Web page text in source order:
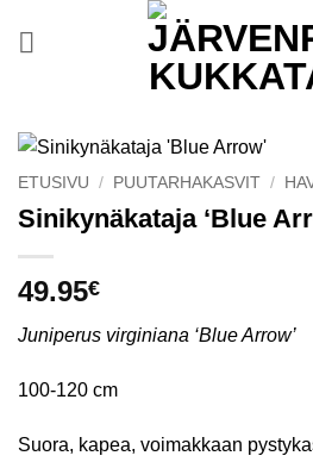
ETUSIVU / PUUTARHAKASVIT /
Sinikynäkataja ‘Blue
49.95€
Juniperus virginiana ‘Blue Arrow’
100-120 cm
Suora, kapea, voimakkaan